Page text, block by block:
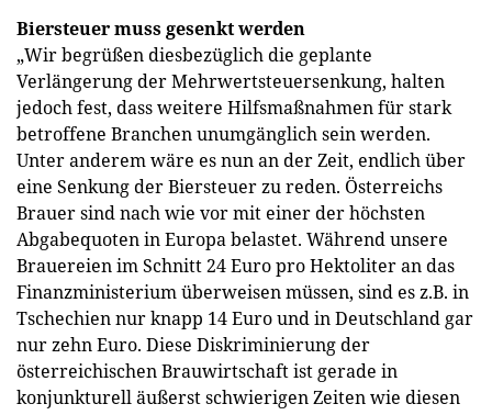
Biersteuer muss gesenkt werden
„Wir begrüßen diesbezüglich die geplante
Verlängerung der Mehrwertsteuersenkung, halten
jedoch fest, dass weitere Hilfsmaßnahmen für stark
betroffene Branchen unumgänglich sein werden.
Unter anderem wäre es nun an der Zeit, endlich über
eine Senkung der Biersteuer zu reden. Österreichs
Brauer sind nach wie vor mit einer der höchsten
Abgabequoten in Europa belastet. Während unsere
Brauereien im Schnitt 24 Euro pro Hektoliter an das
Finanzministerium überweisen müssen, sind es z.B. in
Tschechien nur knapp 14 Euro und in Deutschland gar
nur zehn Euro. Diese Diskriminierung der
österreichischen Brauwirtschaft ist gerade in
konjunkturell äußerst schwierigen Zeiten wie diesen